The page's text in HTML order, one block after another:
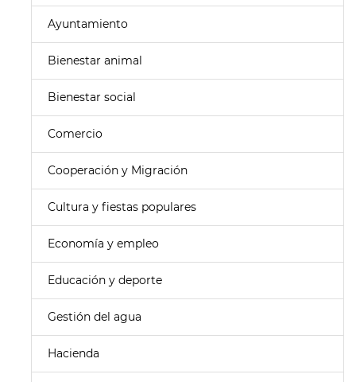
Ayuntamiento
Bienestar animal
Bienestar social
Comercio
Cooperación y Migración
Cultura y fiestas populares
Economía y empleo
Educación y deporte
Gestión del agua
Hacienda